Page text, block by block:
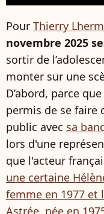
Pour Thierry
novembre 2025
sortir de
monter sur une
D’abord, parce
permis de se faire
public avec sa
lors d'une
que l'acteur
une certaine
femme en 1977 et
Astrée, née en